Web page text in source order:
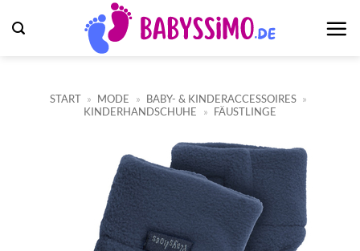
Inhalt
START » MODE » BABY- & KINDERACCESSOIRES »
KINDERHANDSCHUHE
» FÄUSTLINGE